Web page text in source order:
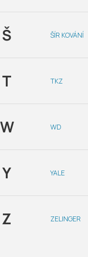
Š ŠÍR KOVÁNÍ
T TKZ
W WD
Y YALE
Z ZELINGER